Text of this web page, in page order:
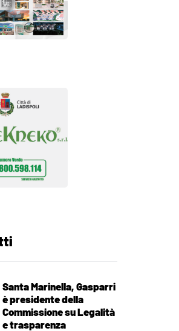
Santa Marinella, Gasparri
è presidente della
Commissione su Legalità
e trasparenza